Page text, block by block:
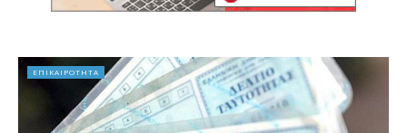
ΕΠΙΚΑΙΡΟΤΗΤΑ